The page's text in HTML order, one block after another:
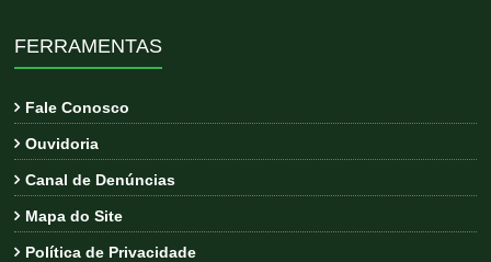
FERRAMENTAS
Fale Conosco
Ouvidoria
Canal de Denúncias
Mapa do Site
Política de Privacidade